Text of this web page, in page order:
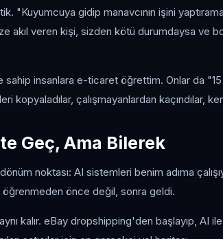
"Kuyumcuya gidip manavcının işini
akıl veren kişi, sizden kötü durumdaysa ve
insanlara e-ticaret öğrettim. Onlar da
kopyaladılar, çalışmayanlardan kaçındılar,
Geç, Ama Bilerek
dönüm noktası: AI sistemleri benim adıma
öğrenmeden önce değil, sonra geldi.
kalır. eBay dropshipping'den başlayıp, AI